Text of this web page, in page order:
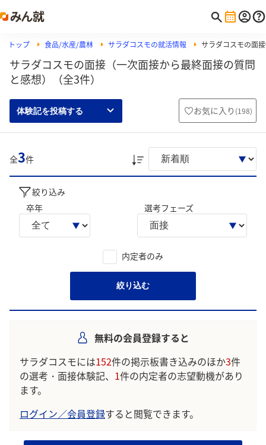
トップ 食品/水産/農林 サラダコスモの就活情報 サラダコスモの面
サラダコスモの面接（一次面接から最終面接の質問
と感想）（全3件）
体験記を投稿する お気に入り (198)
全3件
絞り込み
卒年
選考フェーズ
内定者のみ
絞り込む
無料の会員登録すると
サラダコスモには152件の掲示板書き込みのほか3件
の選考・面接体験記、 1件の内定者の志望動機があり
ます。
ログイン／会員登録すると閲覧できます。